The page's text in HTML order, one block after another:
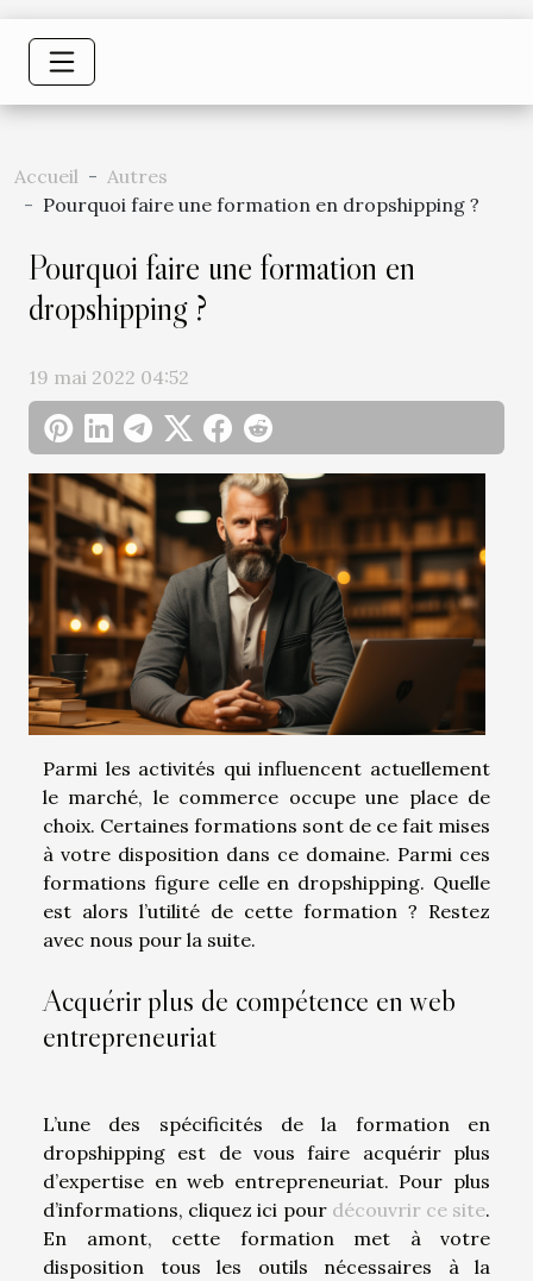
Accueil
Autres
Pourquoi faire une formation en dropshipping ?
Pourquoi faire une formation en
dropshipping ?
19 mai 2022 04:52
Parmi les activités qui influencent actuellement
le marché, le commerce occupe une place de
choix. Certaines formations sont de ce fait mises
à votre disposition dans ce domaine. Parmi ces
formations figure celle en dropshipping. Quelle
est alors l’utilité de cette formation ? Restez
avec nous pour la suite.
Acquérir plus de compétence en web
entrepreneuriat
L’une des spécificités de la formation en
dropshipping est de vous faire acquérir plus
d’expertise en web entrepreneuriat. Pour plus
d’informations, cliquez ici pour découvrir ce site.
En amont, cette formation met à votre
disposition tous les outils nécessaires à la